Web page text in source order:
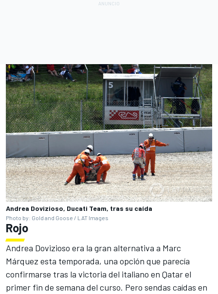
Andrea Dovizioso, Ducati Team, tras su caída
Photo by: Gold and Goose / LAT Images
Rojo
Andrea Dovizioso era la gran alternativa a Marc
Márquez esta temporada, una opción que parecía
confirmarse tras la victoria del italiano en Qatar el
primer fin de semana del curso. Pero sendas caídas en